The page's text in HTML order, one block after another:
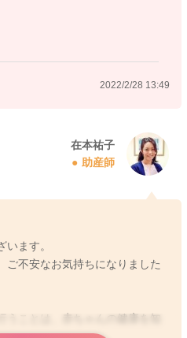
2022/2/28 13:49
在本祐子
助産師
ます。
ご不安なお気持ちになりました
うことは、赤ちゃんの健康を知